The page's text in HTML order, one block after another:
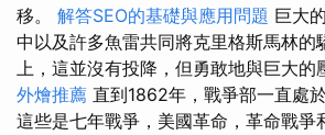
移。 解答SEO的基礎與應用問題 巨大
中以及許多魚雷共同將克里格斯馬林的
上，這並沒有投降，但勇敢地與巨大的
外燴推薦 直到1862年，戰爭部一直處
這些是七年戰爭，美國革命，革命戰爭